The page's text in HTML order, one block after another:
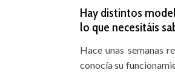
Hay distintos
lo que necesitáis
Hace unas semanas
conocía su